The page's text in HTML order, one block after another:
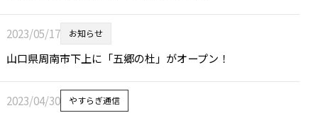
2023/05/17 お知らせ
山口県周南市下上に「五郷の杜」がオープン！
2023/04/30 やすらぎ通信